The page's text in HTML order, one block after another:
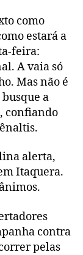
como
estará a
feira:
A vaia só
Mas não é
a
confiando
alerta,
Itaquera.
contra
pelas